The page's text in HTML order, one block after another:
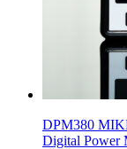
DPM380
Digital Power